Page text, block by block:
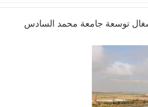
توسعة جامعة محمد السادس